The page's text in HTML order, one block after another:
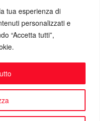
tua esperienza di
personalizzati e
“Accetta tutti”,